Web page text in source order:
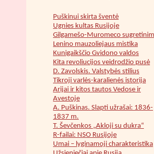
Puškinui skirta šventė
Ugnies kultas Rusijoje
Gilgamešo-Muromeco
Lenino mauzoliejaus mistika
Kunigaikščio Gvidono valdos
Kita revoliucijos veidrodžio pusė
D. Zavolskis. Valstybės stilius
Tikroji varlės-karalienės istorija
Arijai ir kitos tautos Vedose ir
Avestoje
A. Puškinas. Slapti užrašai: 1836-
1837 m.
T. Ševčenkos „Akloji su dukra“
R-failai: NSO Rusijoje
Umai – lyginamoji charakteristika